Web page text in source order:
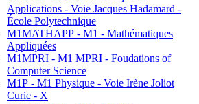
Applications - Voie Jacques Hadamard -
École Polytechnique
M1MATHAPP - M1 - Mathématiques
Appliquées
M1MPRI - M1 MPRI - Foudations of
Computer Science
M1P - M1 Physique - Voie Irène Joliot
Curie - X